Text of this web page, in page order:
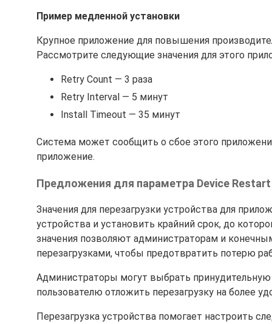
Пример медленной установки
Крупное приложение для повышения
Рассмотрите следующие значения для этого
Retry Count — 3 раза
Retry Interval — 5 минут
Install Timeout — 35 минут
Система может сообщить о сбое этого
приложение.
Предложения для параметра Device
Значения для перезагрузки устройства для
устройства и установить крайний срок, до
значения позволяют администраторам и
перезагрузками, чтобы предотвратить потерю
Администраторы могут выбрать принудительную
пользователю отложить перезагрузку на более
Перезагрузка устройства помогает настроить